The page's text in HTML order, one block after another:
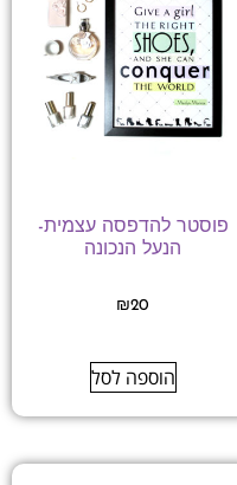
פוסטר להדפסה עצמית-
הנעל הנכונה
₪20
הוספה לסל